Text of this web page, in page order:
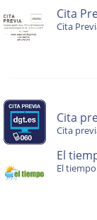
Cita
Cita
Cita
Cita
El
El tiempo